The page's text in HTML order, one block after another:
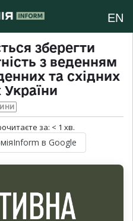
EN
зберегти
з веденням
та східних
України
за: < 1 хв.
в Google